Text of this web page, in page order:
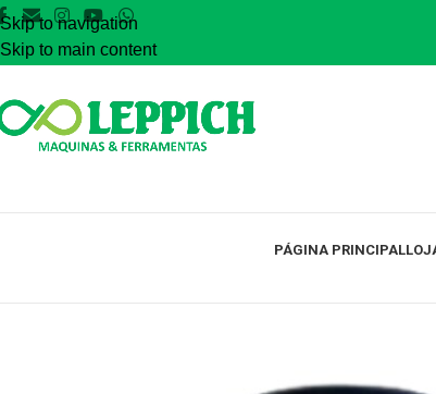
Skip to navigation
Skip to main content
PÁGINA PRINCIPAL